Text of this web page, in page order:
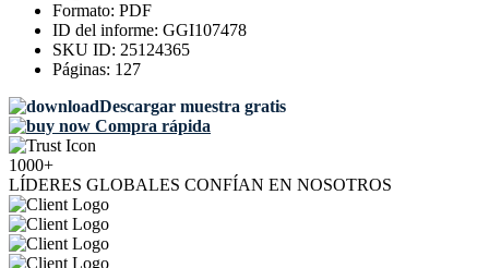
Formato: PDF
ID del informe: GGI107478
SKU ID: 25124365
Páginas: 127
Descargar muestra gratis
Compra rápida
1000+
LÍDERES GLOBALES CONFÍAN EN NOSOTROS